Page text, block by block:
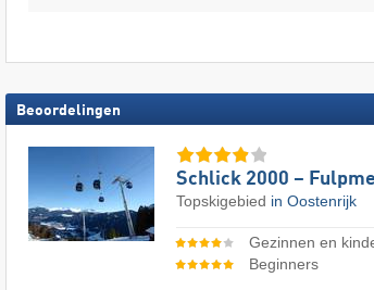
Beoordelingen
Schlick 2000 –
Topskigebied in Oostenrijk
Gezinnen en
Beginners